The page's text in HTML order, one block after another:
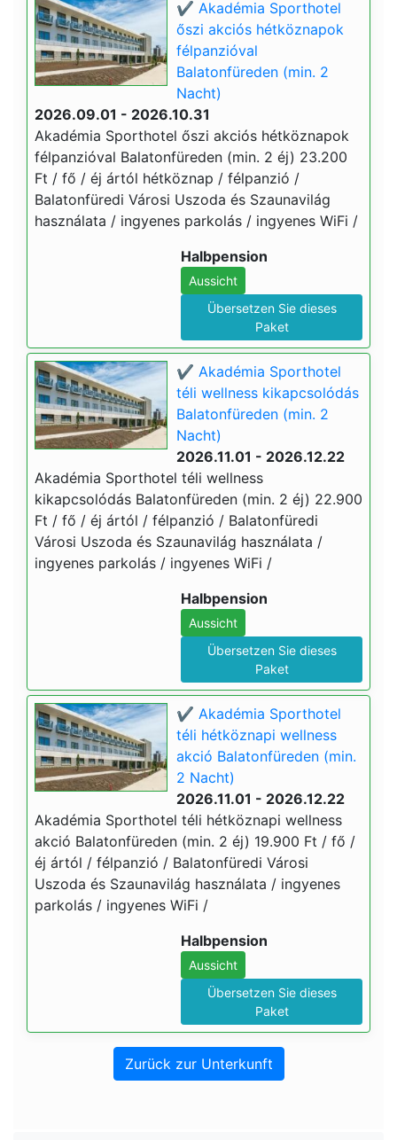
✔️ Akadémia Sporthotel
őszi akciós hétköznapok
félpanzióval
Balatonfüreden (min. 2
Nacht)
2026.09.01 - 2026.10.31
Akadémia Sporthotel őszi akciós hétköznapok
félpanzióval Balatonfüreden (min. 2 éj) 23.200
Ft / fő / éj ártól hétköznap / félpanzió /
Balatonfüredi Városi Uszoda és Szaunavilág
használata / ingyenes parkolás / ingyenes WiFi /
Halbpension
Aussicht
Übersetzen Sie dieses
Paket
✔️ Akadémia Sporthotel
téli wellness kikapcsolódás
Balatonfüreden (min. 2
Nacht)
2026.11.01 - 2026.12.22
Akadémia Sporthotel téli wellness
kikapcsolódás Balatonfüreden (min. 2 éj) 22.900
Ft / fő / éj ártól / félpanzió / Balatonfüredi
Városi Uszoda és Szaunavilág használata /
ingyenes parkolás / ingyenes WiFi /
Halbpension
Aussicht
Übersetzen Sie dieses
Paket
✔️ Akadémia Sporthotel
téli hétköznapi wellness
akció Balatonfüreden (min.
2 Nacht)
2026.11.01 - 2026.12.22
Akadémia Sporthotel téli hétköznapi wellness
akció Balatonfüreden (min. 2 éj) 19.900 Ft / fő /
éj ártól / félpanzió / Balatonfüredi Városi
Uszoda és Szaunavilág használata / ingyenes
parkolás / ingyenes WiFi /
Halbpension
Aussicht
Übersetzen Sie dieses
Paket
Zurück zur Unterkunft